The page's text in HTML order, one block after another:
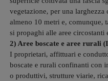
vegetazione, per una larghezza
almeno 10 metri e, comunque,
si propaghi alle aree circostanti
2) Aree boscate e aree rurali
I proprietari, affittuari e
boscate e rurali confinanti con
o produttivi, strutture viarie,